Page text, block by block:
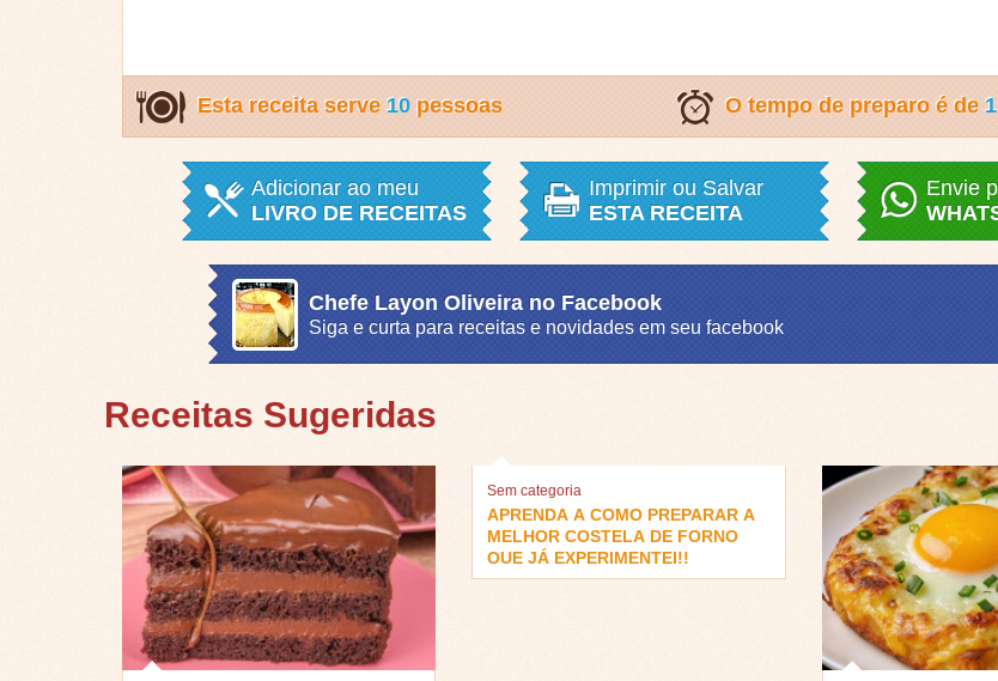
Esta receita serve 10 pessoas O tempo de preparo é de
Adicionar ao meu
LIVRO DE RECEITAS
Imprimir ou Salvar
ESTA RECEITA
Envie
Chefe Layon Oliveira no Facebook
Siga e curta para receitas e novidades em seu facebook
Receitas Sugeridas
Sem categoria
APRENDA A COMO PREPARAR A
MELHOR COSTELA DE FORNO
QUE JÁ EXPERIMENTEI!!